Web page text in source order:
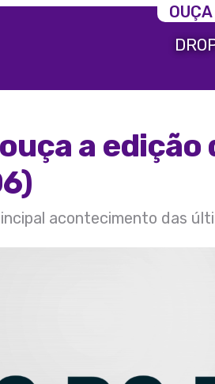
ouça a
acontecimento das